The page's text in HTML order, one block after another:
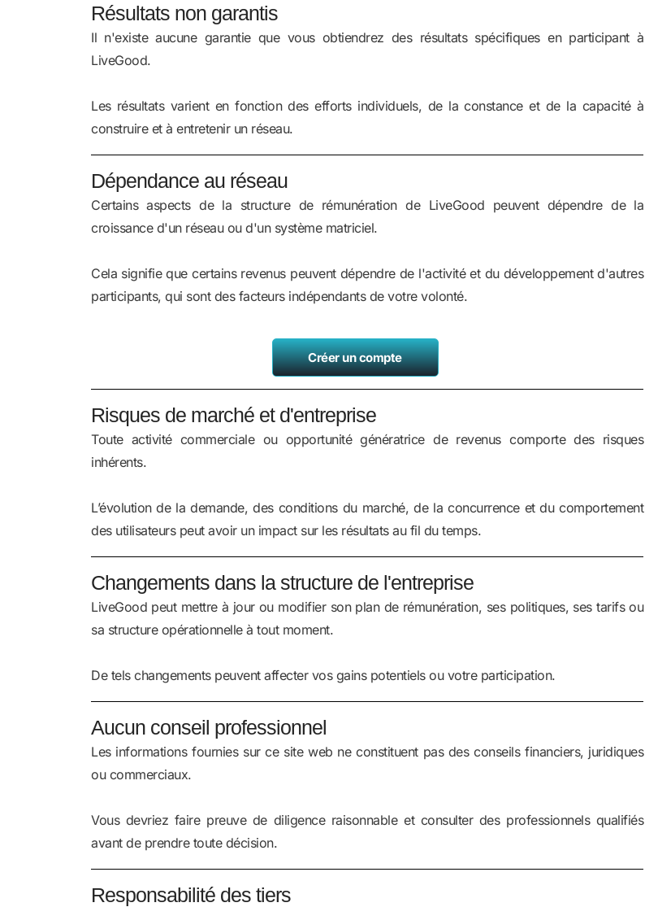
Résultats non garantis
Il n'existe aucune garantie que vous obtiendrez des résultats spécifiques en participant à
LiveGood.
Les résultats varient en fonction des efforts individuels, de la constance et de la capacité à
construire et à entretenir un réseau.
Dépendance au réseau
Certains aspects de la structure de rémunération de LiveGood peuvent dépendre de la
croissance d'un réseau ou d'un système matriciel.
Cela signifie que certains revenus peuvent dépendre de l'activité et du développement d'autres
participants, qui sont des facteurs indépendants de votre volonté.
Créer un compte
Risques de marché et d'entreprise
Toute activité commerciale ou opportunité génératrice de revenus comporte des risques
inhérents.
L’évolution de la demande, des conditions du marché, de la concurrence et du comportement
des utilisateurs peut avoir un impact sur les résultats au fil du temps.
Changements dans la structure de l'entreprise
LiveGood peut mettre à jour ou modifier son plan de rémunération, ses politiques, ses tarifs ou
sa structure opérationnelle à tout moment.
De tels changements peuvent affecter vos gains potentiels ou votre participation.
Aucun conseil professionnel
Les informations fournies sur ce site web ne constituent pas des conseils financiers, juridiques
ou commerciaux.
Vous devriez faire preuve de diligence raisonnable et consulter des professionnels qualifiés
avant de prendre toute décision.
Responsabilité des tiers